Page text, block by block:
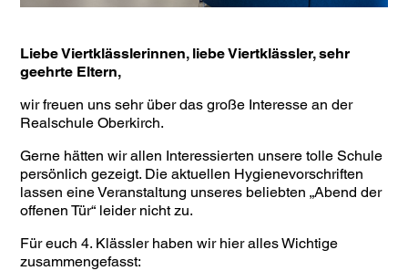
Liebe Viertklässlerinnen, liebe Viertklässler, sehr
geehrte Eltern,
wir freuen uns sehr über das große Interesse an der
Realschule Oberkirch.
Gerne hätten wir allen Interessierten unsere tolle Schule
persönlich gezeigt. Die aktuellen Hygienevorschriften
lassen eine Veranstaltung unseres beliebten „Abend der
offenen Tür“ leider nicht zu.
Für euch 4. Klässler haben wir hier alles Wichtige
zusammengefasst: